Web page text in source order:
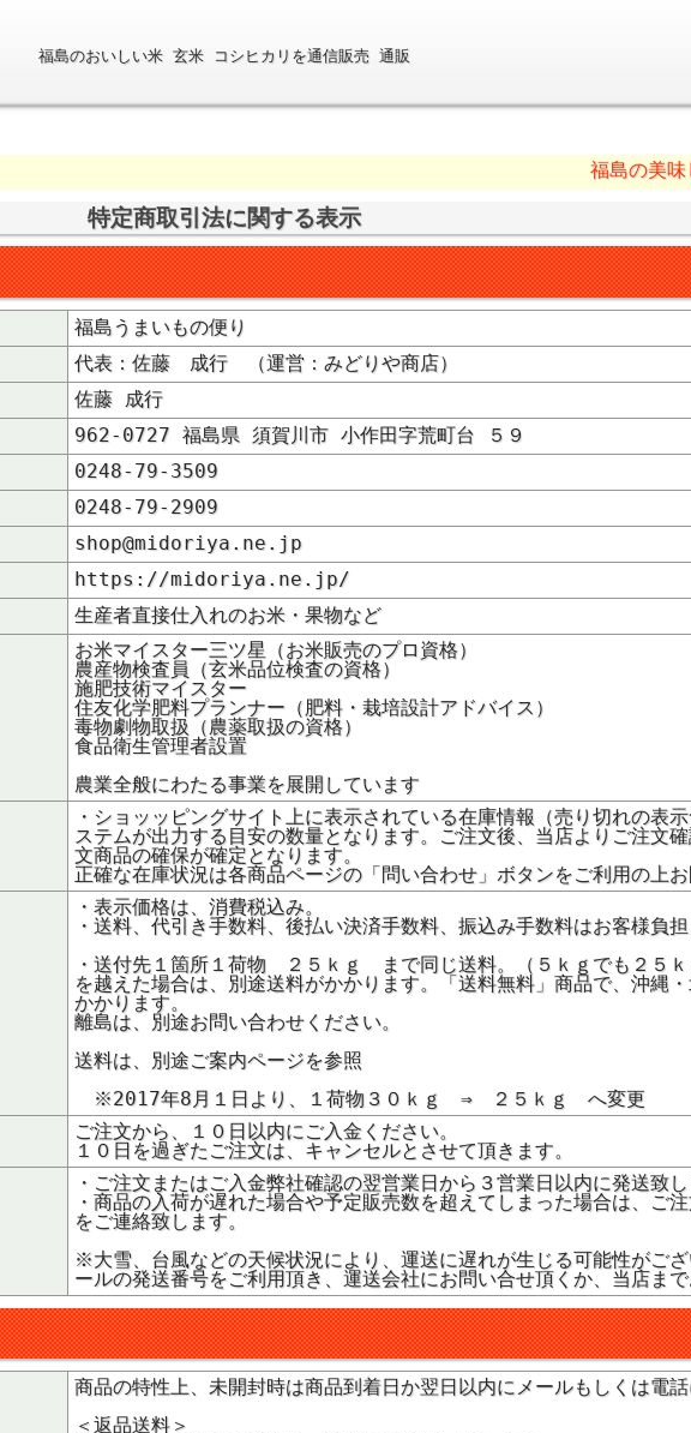
福島のおいしい米 玄米 コシヒカリを通信販売 通販
福島の美味しい玄
特定商取引法に関する表示
福島うまいもの便り
代表：佐藤 成行 （運営：みどりや商店）
佐藤 成行
962-0727 福島県 須賀川市 小作田字荒町台 ５９
0248-79-3509
0248-79-2909
shop@midoriya.ne.jp
https://midoriya.ne.jp/
生産者直接仕入れのお米・果物など
お米マイスター三ツ星（お米販売のプロ資格）
農産物検査員（玄米品位検査の資格）
施肥技術マイスター
住友化学肥料プランナー（肥料・栽培設計アドバイス）
毒物劇物取扱（農薬取扱の資格）
食品衛生管理者設置
農業全般にわたる事業を展開しています
・ショッッピングサイト上に表示されている在庫情報（売り切れの表
ステムが出力する目安の数量となります。ご注文後、当店よりご注文
文商品の確保が確定となります。
正確な在庫状況は各商品ページの「問い合わせ」ボタンをご利用の上お
・表示価格は、消費税込み。
・送料、代引き手数料、後払い決済手数料、振込み手数料はお客様負担
・送付先１箇所１荷物 ２５ｋｇ まで同じ送料。（５ｋｇでも２５ｋ
を越えた場合は、別途送料がかかります。「送料無料」商品で、沖縄
かかります。
離島は、別途お問い合わせください。
送料は、別途ご案内ページを参照
※2017年8月１日より、１荷物３０ｋｇ ⇒ ２５ｋｇ へ変更
ご注文から、１０日以内にご入金ください。
１０日を過ぎたご注文は、キャンセルとさせて頂きます。
・ご注文またはご入金弊社確認の翌営業日から３営業日以内に発送致し
・商品の入荷が遅れた場合や予定販売数を超えてしまった場合は、ご
をご連絡致します。
※大雪、台風などの天候状況により、運送に遅れが生じる可能性がご
ールの発送番号をご利用頂き、運送会社にお問い合せ頂くか、当店まで
商品の特性上、未開封時は商品到着日か翌日以内にメールもしくは電話
＜返品送料＞